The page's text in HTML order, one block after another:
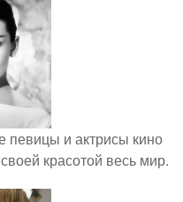
певицы и актрисы кино
красотой весь мир.